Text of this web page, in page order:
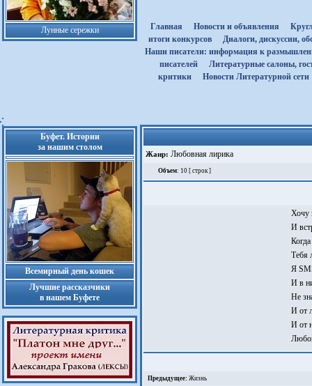
Лунные сережки Главная Новости и объявления
итоги конкурсов
Диалоги, дискуссии,
Наши писатели: информация к
писателей
Литературные салоны,
критики
Новости Литературной сети
Буфет. Истории
за нашим столом
Всемирный день кошек
Лучшие рассказчики
в нашем Буфете
Жанр: Любовная лирика
Объем: 10 [ строк ]
Хочу
И
Тебя
Я
И в
Не
И от
И от
Предыдущее: Жизнь